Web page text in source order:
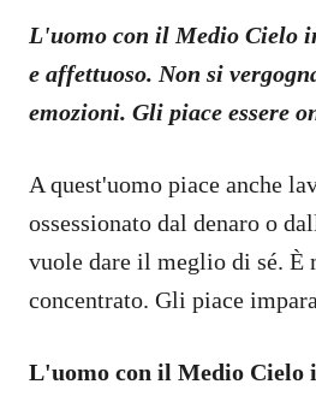
L'uomo con il Medio Cielo
e affettuoso. Non si
emozioni. Gli piace essere
A quest'uomo piace anche
ossessionato dal denaro o
vuole dare il meglio di sé. È
concentrato. Gli piace
L'uomo con il Medio Cielo